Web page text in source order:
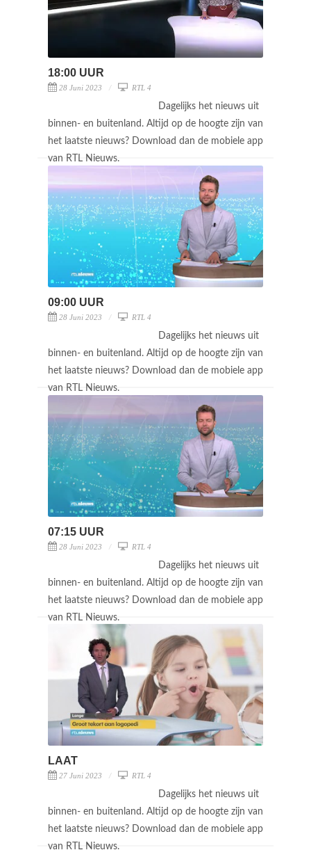
18:00 UUR
28 Juni 2023 RTL 4
Dagelijks het nieuws uit
binnen- en buitenland. Altijd op de hoogte zijn van
het laatste nieuws? Download dan de mobiele app
van RTL Nieuws.
09:00 UUR
28 Juni 2023 RTL 4
Dagelijks het nieuws uit
binnen- en buitenland. Altijd op de hoogte zijn van
het laatste nieuws? Download dan de mobiele app
van RTL Nieuws.
07:15 UUR
28 Juni 2023 RTL 4
Dagelijks het nieuws uit
binnen- en buitenland. Altijd op de hoogte zijn van
het laatste nieuws? Download dan de mobiele app
van RTL Nieuws.
LAAT
27 Juni 2023 RTL 4
Dagelijks het nieuws uit
binnen- en buitenland. Altijd op de hoogte zijn van
het laatste nieuws? Download dan de mobiele app
van RTL Nieuws.